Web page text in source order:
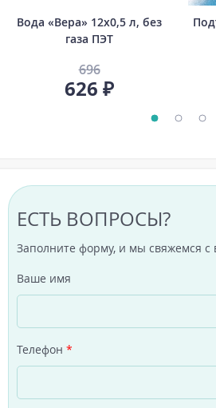
Вода «Вера» 12х0,5 л, без
газа ПЭТ
696
626 ₽
ЕСТЬ ВОПРОСЫ?
Заполните форму, и мы свяжемся с
Ваше имя
Телефон *